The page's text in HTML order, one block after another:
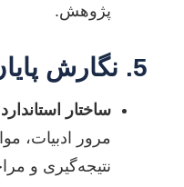
پژوهش.
5. نگارش پایان‌نامه
ساختار
مرور ادبیات،
نتیجه‌گیری و